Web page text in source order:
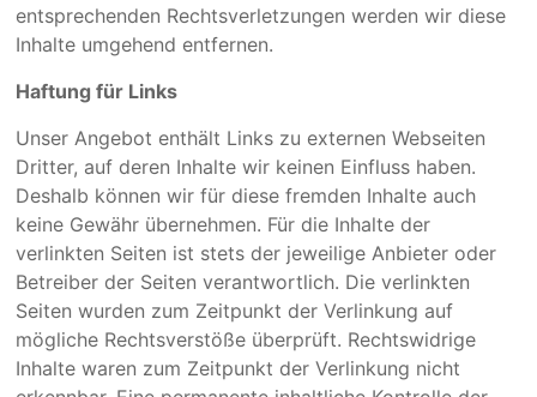
entsprechenden Rechtsverletzungen werden wir diese
Inhalte umgehend entfernen.
Haftung für Links
Unser Angebot enthält Links zu externen Webseiten
Dritter, auf deren Inhalte wir keinen Einfluss haben.
Deshalb können wir für diese fremden Inhalte auch
keine Gewähr übernehmen. Für die Inhalte der
verlinkten Seiten ist stets der jeweilige Anbieter oder
Betreiber der Seiten verantwortlich. Die verlinkten
Seiten wurden zum Zeitpunkt der Verlinkung auf
mögliche Rechtsverstöße überprüft. Rechtswidrige
Inhalte waren zum Zeitpunkt der Verlinkung nicht